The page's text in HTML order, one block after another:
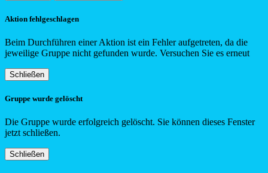
Aktion fehlgeschlagen
Beim Durchführen einer Aktion ist ein Fehler aufgetreten, da die
jeweilige Gruppe nicht gefunden wurde. Versuchen Sie es erneut
Schließen
Gruppe wurde gelöscht
Die Gruppe wurde erfolgreich gelöscht. Sie können dieses Fenster
jetzt schließen.
Schließen